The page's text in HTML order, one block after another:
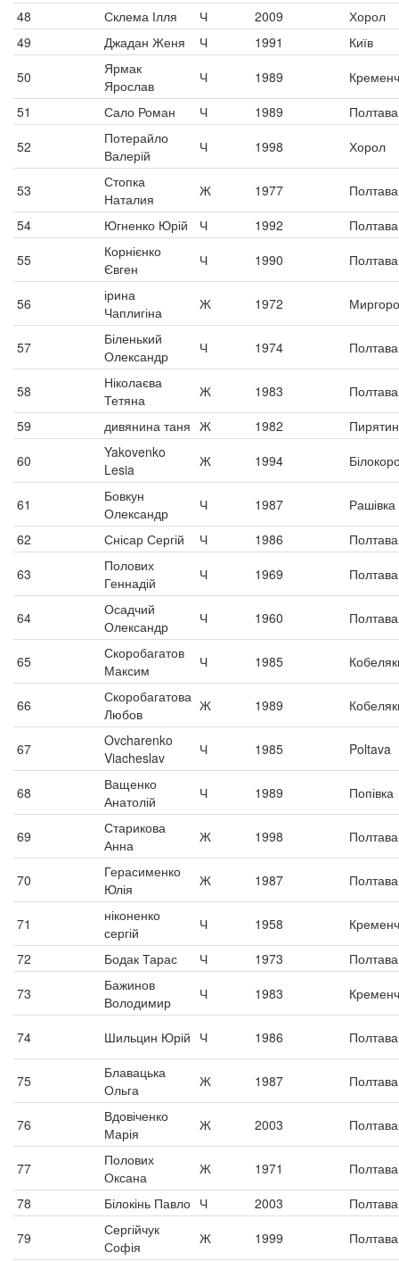
48
Склема Ілля Ч 2009
Хорол
49
Джадан Женя Ч 1991
Київ
50
Ярмак
Ярослав
Ч 1989
51
Сало Роман Ч 1989
Полтава
52
Потерайло
Валерій
Ч 1998 Хорол
53
Стопка
Наталия
Ж 1977
Полтава
54
Югненко Юрій Ч 1992
Полтава
55
Корнієнко
Євген
Ч 1990 Полтава
56
ірина
Чаплигіна
Ж 1972
57
Біленький
Олександр
Ч 1974 Полтава
58
Ніколаєва
Тетяна
Ж 1983
Полтава
59
дивянина таня Ж 1982
Пирятин
60
Yakovenko
Lesia
Ж 1994
61
Бовкун
Олександр
Ч 1987
Рашівка
62
Снісар Сергій Ч 1986
Полтава
63
Полових
Геннадій
Ч 1969 Полтава
64
Осадчий
Олександр
Ч 1960 Полтава
65
Скоробагатов
Максим
Ч 1985
66
Скоробагатова
Любов
Ж 1989
67
Ovcharenko
Viacheslav
Ч 1985 Poltava
68
Ващенко
Анатолій
Ч 1989 Попівка
69
Старикова
Анна
Ж 1998 Полтава
70
Герасименко
Юлія
Ж 1987 Полтава
71
ніконенко
сергій
Ч 1958
72
Бодак Тарас Ч 1973
Полтава
73
Бажинов
Володимир
Ч 1983
74 Шильцин Юрій Ч 1986 Полтава
75
Блавацька
Ольга
Ж 1987 Полтава
76
Вдовіченко
Марія
Ж 2003 Полтава
77
Полових
Оксана
Ж 1971
Полтава
78
Білокінь Павло Ч 2003
Полтава
79
Сергійчук
Софія
Ж 1999 Полтава